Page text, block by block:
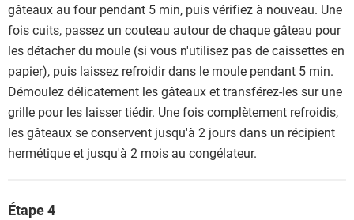
gâteaux au four pendant 5 min, puis vérifiez à nouveau. Une
fois cuits, passez un couteau autour de chaque gâteau pour
les détacher du moule (si vous n'utilisez pas de caissettes en
papier), puis laissez refroidir dans le moule pendant 5 min.
Démoulez délicatement les gâteaux et transférez-les sur une
grille pour les laisser tiédir. Une fois complètement refroidis,
les gâteaux se conservent jusqu'à 2 jours dans un récipient
hermétique et jusqu'à 2 mois au congélateur.
Étape 4